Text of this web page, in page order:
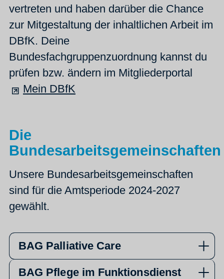
vertreten und haben darüber die Chance
zur Mitgestaltung der inhaltlichen Arbeit im
DBfK. Deine
Bundesfachgruppenzuordnung kannst du
prüfen bzw. ändern im Mitgliederportal
Mein DBfK
Die
Bundesarbeitsgemeinschaften
Unsere Bundesarbeitsgemeinschaften
sind für die Amtsperiode 2024-2027
gewählt.
BAG Palliative Care
BAG Pflege im Funktionsdienst